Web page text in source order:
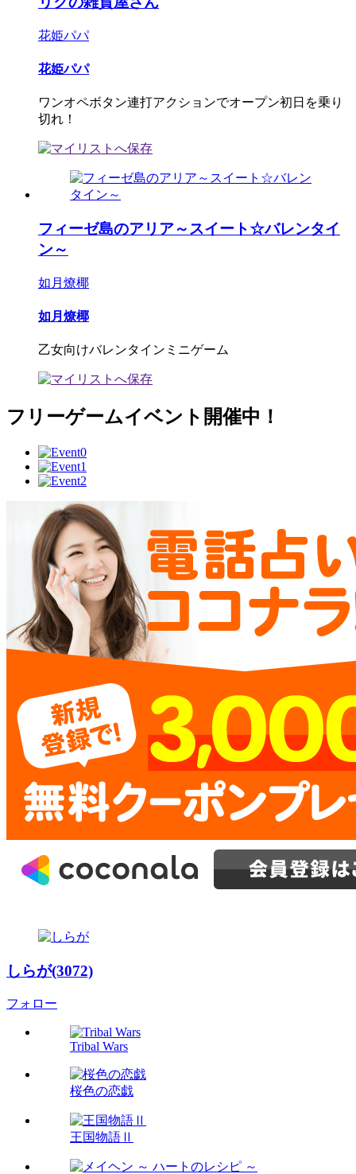
花姫パパ
花姫パパ
ワンオペボタン連打アクションでオープン初日を乗り
切れ！
フィーゼ島のアリア～スイート☆バレンタイ
ン～
如月燎椰
如月燎椰
乙女向けバレンタインミニゲーム
フリーゲームイベント開催中！
しらが(3072)
フォロー
Tribal Wars
桜色の恋戯
王国物語Ⅱ